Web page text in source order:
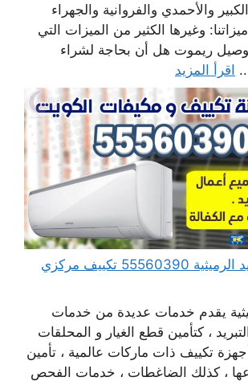
والأحمدي والفروانية والجهراء
وغيرها الكثير من الميزات التي
توصيل ريموت هل أن بحاجة لشراء
اقرأ المزيد
فني تكييف وتبريد الرميثية 55560390 تكييف مركزي
يقدم خدمات عديدة من خدمات
، كتأمين قطع الغيار و المحلقات
أجهزة تكييف ذات ماركات عالمية ، تأمين
، كذلك الضاغطات ، خدمات الفحص